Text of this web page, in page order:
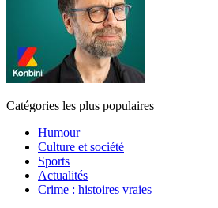
Catégories les plus populaires
Humour
Culture et société
Sports
Actualités
Crime : histoires vraies